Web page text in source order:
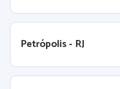
Petrópolis - RJ